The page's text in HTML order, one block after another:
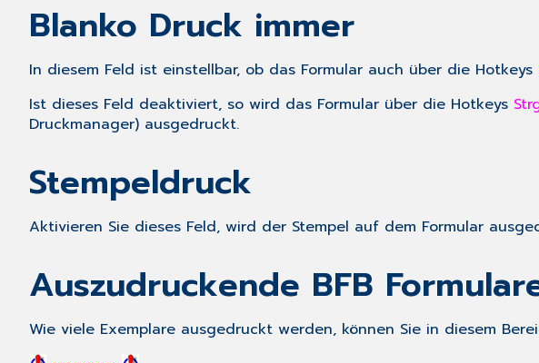
Blanko Druck immer
In diesem Feld ist einstellbar, ob das Formular auch über die Hotkeys
Ist dieses Feld deaktiviert, so wird das Formular über die Hotkeys
Druckmanager) ausgedruckt.
Stempeldruck
Aktivieren Sie dieses Feld, wird der Stempel auf dem Formular
Auszudruckende BFB
Wie viele Exemplare ausgedruckt werden, können Sie in diesem